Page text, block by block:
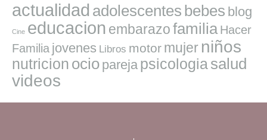
actualidad adolescentes bebes blog
Cine educacion embarazofamilia Hacer
Familia jovenes Libros motor mujer niños
nutricion ocio pareja psicologiasalud
videos